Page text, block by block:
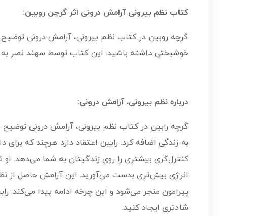
کتاب نظم بیرونی آرامش درونی اثر گرچن روبین:
گرچه روبین در کتاب نظم بیرونی، آرامش درونی
خوشبختی داشته باشید. این کتاب توسط سهند نصر به
درباره نظم بیرونی، آرامش درونی:
گرچه رابین در کتاب نظم بیرونی، آرامش درونی
به زندگی اضافه کرد. رابین اعتقاد دارد هرچند که
کنترل‌گری بیشتری را روی زندگیتان به شما می‌دهد.
انرژی بیش‌تری بدست می‌آورید. این آرامش حاصل از
پیرامون منجر می‌شود و این چرخه ادامه پیدا می‌کند.
شادتری ایجاد کنید.